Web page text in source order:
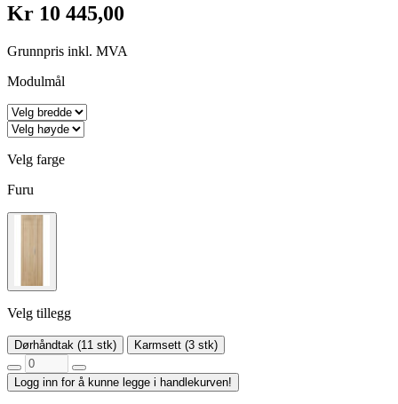
Kr 10 445,00
Grunnpris inkl. MVA
Modulmål
Velg farge
Furu
Velg tillegg
Dørhåndtak (11 stk) Karmsett (3 stk)
Logg inn for å kunne legge i handlekurven!